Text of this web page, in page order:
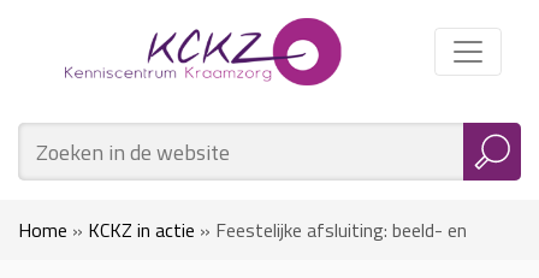
Home » KCKZ in actie » Feestelijke afsluiting: beeld- en